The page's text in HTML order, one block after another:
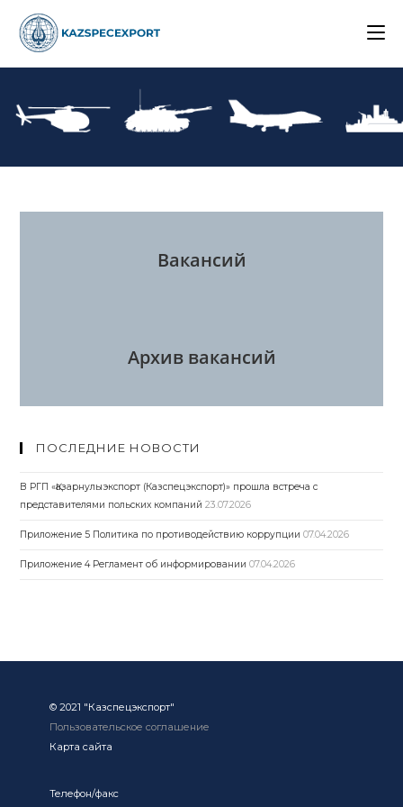
content
Вакансий
Архив вакансий
ПОСЛЕДНИЕ НОВОСТИ
В РГП «Қазарнулыэкспорт (Казспецэкспорт)» прошла встреча с
представителями польских компаний 23.07.2026
Приложение 5 Политика по противодействию коррупции 07.04.2026
Приложение 4 Регламент об информировании 07.04.2026
© 2021 "Казспецэкспорт"
Пользовательское соглашение
Карта сайта
Телефон/факс